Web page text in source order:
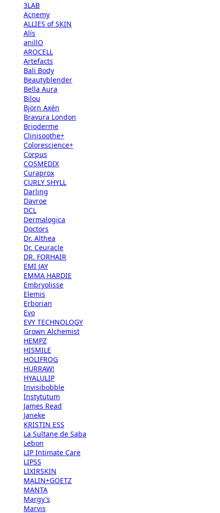
3LAB
Acnemy
ALLIES of SKIN
Alís
anillO
AROCELL
Artefacts
Bali Body
Beautyblender
Bella Aura
Bilou
Björn Axén
Bravura London
Brioderme
Clinisoothe+
Colorescience+
Corpus
COSMEDIX
Curaprox
CURLY SHYLL
Darling
Davroe
DCL
Dermalogica
Doctors
Dr. Althea
Dr. Ceuracle
DR. FORHAIR
EMI JAY
EMMA HARDIE
Embryolisse
Elemis
Erborian
Evo
EVY TECHNOLOGY
Grown Alchemist
HEMPZ
HISMILE
HOLIFROG
HURRAW!
HYALULIP
Invisibobble
Instytutum
James Read
Janeke
KRISTIN ESS
La Sultane de Saba
Lebon
LIP Intimate Care
LIPSS
LIXIRSKIN
MALIN+GOETZ
MANTA
Margy's
Marvis